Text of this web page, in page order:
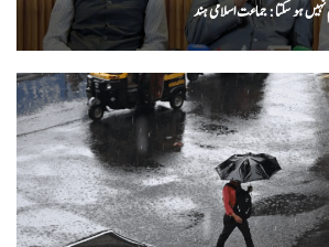
ہو سکتا : جماعت اسلامی ہند